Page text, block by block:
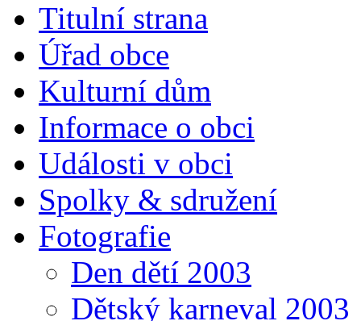
Titulní strana
Úřad obce
Kulturní dům
Informace o obci
Události v obci
Spolky & sdružení
Fotografie
Den dětí 2003
Dětský karneval 2003